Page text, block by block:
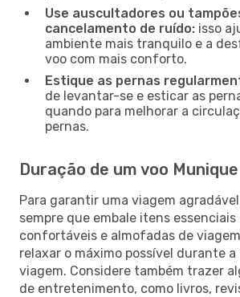
Use auscultadores ou
cancelamento de ruído: isso
ambiente mais tranquilo e a
voo com mais conforto.
Estique as pernas
de levantar-se e esticar as
quando para melhorar a
pernas.
Duração de um voo
Para garantir uma viagem
sempre que embale itens essenciais
confortáveis e almofadas de
relaxar o máximo possível durante
viagem. Considere também trazer
de entretenimento, como livros,